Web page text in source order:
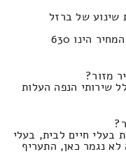
שינוע של ברזל
בשילוב הנפה והטענה על גבי המרצפות המחיר הינו 630
מזור?
שירותי הנפה העלות
בעלי חיים לבית, בעלי
לא נגמר כאן, התעריף